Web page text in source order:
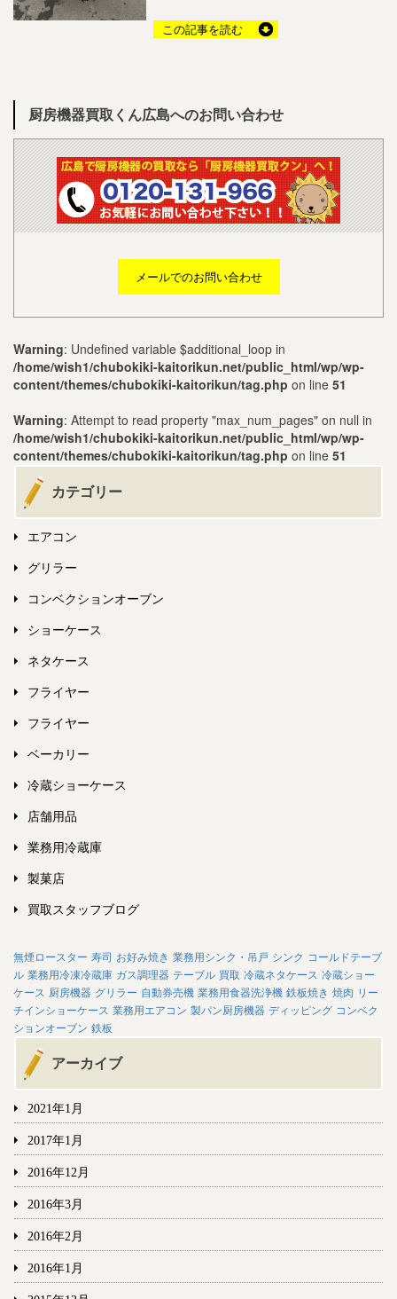
この記事を読む
厨房機器買取くん広島へのお問い合わせ
メールでのお問い合わせ
Warning: Undefined variable $additional_loop in
/home/wish1/chubokiki-kaitorikun.net/public_html/wp/wp-
content/themes/chubokiki-kaitorikun/tag.php on line 51
Warning: Attempt to read property "max_num_pages" on null in
/home/wish1/chubokiki-kaitorikun.net/public_html/wp/wp-
content/themes/chubokiki-kaitorikun/tag.php on line 51
カテゴリー
エアコン
グリラー
コンベクションオーブン
ショーケース
ネタケース
フライヤー
フライヤー
ベーカリー
冷蔵ショーケース
店舗用品
業務用冷蔵庫
製菓店
買取スタッフブログ
無煙ロースター 寿司 お好み焼き 業務用シンク・吊戸 シンク コールドテーブ
ル 業務用冷凍冷蔵庫 ガス調理器 テーブル 買取 冷蔵ネタケース 冷蔵ショー
ケース 厨房機器 グリラー 自動券売機 業務用食器洗浄機 鉄板焼き 焼肉 リー
チインショーケース 業務用エアコン 製パン厨房機器 ディッピング コンベク
ションオーブン 鉄板
アーカイブ
2021年1月
2017年1月
2016年12月
2016年3月
2016年2月
2016年1月